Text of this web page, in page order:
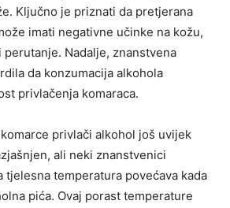
Ključno je priznati da pretjerana
imati negativne učinke na kožu,
Nadalje, znanstvena
da konzumacija alkohola
privlačenja komaraca.
privlači alkohol još uvijek
ali neki znanstvenici
tjelesna temperatura povećava kada
pića. Ovaj porast temperature